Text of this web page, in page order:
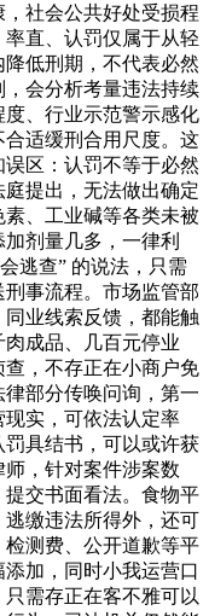
社会公共好处受损程
直、认罚仅属于从轻
低刑期，不代表必然
会分析考量违法持续
、行业示范警示感化
适缓刑合用尺度。这
区：认罚不等于必然
提出，无法做出确定
、工业碱等各类未被
剂量几多，一律利
逃查” 的说法，只需
事流程。市场监管部
业线索反馈，都能触
成品、几百元停业
，不存正在小商户免
部分传唤问询，第一
实，可依法认定率
具结书，可以或许获
，针对案件涉案数
交书面看法。食物平
缴违法所得外，还可
测费、公开道歉等平
加，同时小我运营口
需存正在客不雅可以